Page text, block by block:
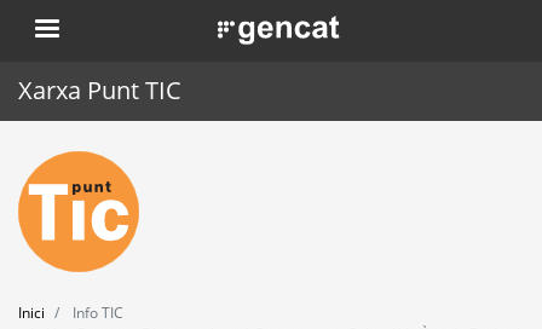
Vés
al
. Obre en una nova finestra.
Xarxa Punt TIC
Inici
Punt TIC
Actualitat
Inici
Info TIC